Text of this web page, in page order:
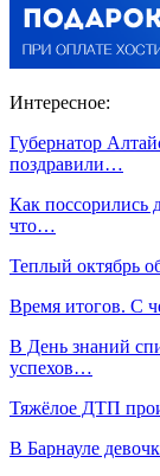
Интересное:
Губернатор
поздравили…
Как поссорились
что…
Теплый октябрь
Время итогов. С
В День знаний
успехов…
Тяжёлое ДТП
В Барнауле